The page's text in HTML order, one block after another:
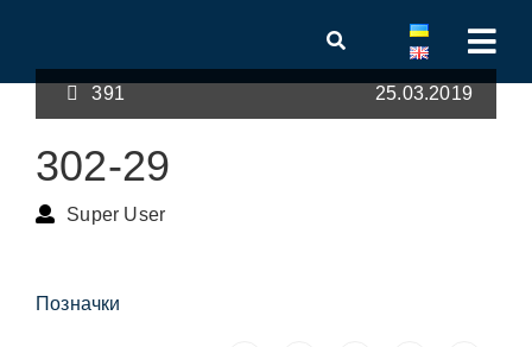
391 25.03.2019
302-29
Super User
Позначки